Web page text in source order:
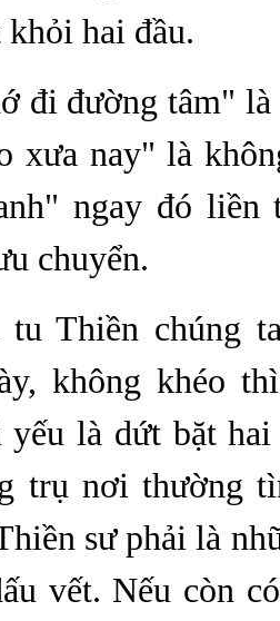
hai đầu.
đi đường tâm"
xưa nay" là
ngay đó
chuyển.
Thiền chúng
không khéo
yếu là dứt bặt
trụ nơi thường
sư phải là
vết. Nếu còn